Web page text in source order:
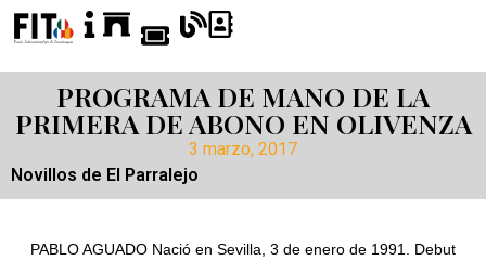
PROGRAMA DE MANO DE LA
PRIMERA DE ABONO EN OLIVENZA
3 marzo, 2017
Novillos de El Parralejo
PABLO AGUADO Nació en Sevilla, 3 de enero de 1991. Debut